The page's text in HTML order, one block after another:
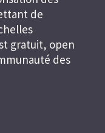
de
gratuit, open
des